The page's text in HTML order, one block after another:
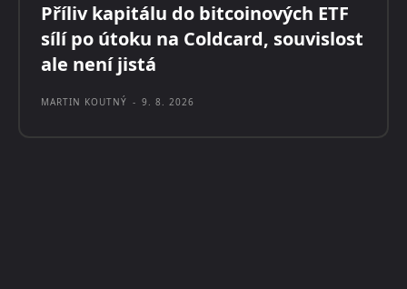
Příliv kapitálu do bitcoinových ETF
sílí po útoku na Coldcard, souvislost
ale není jistá
MARTIN KOUTNÝ - 9. 8. 2026